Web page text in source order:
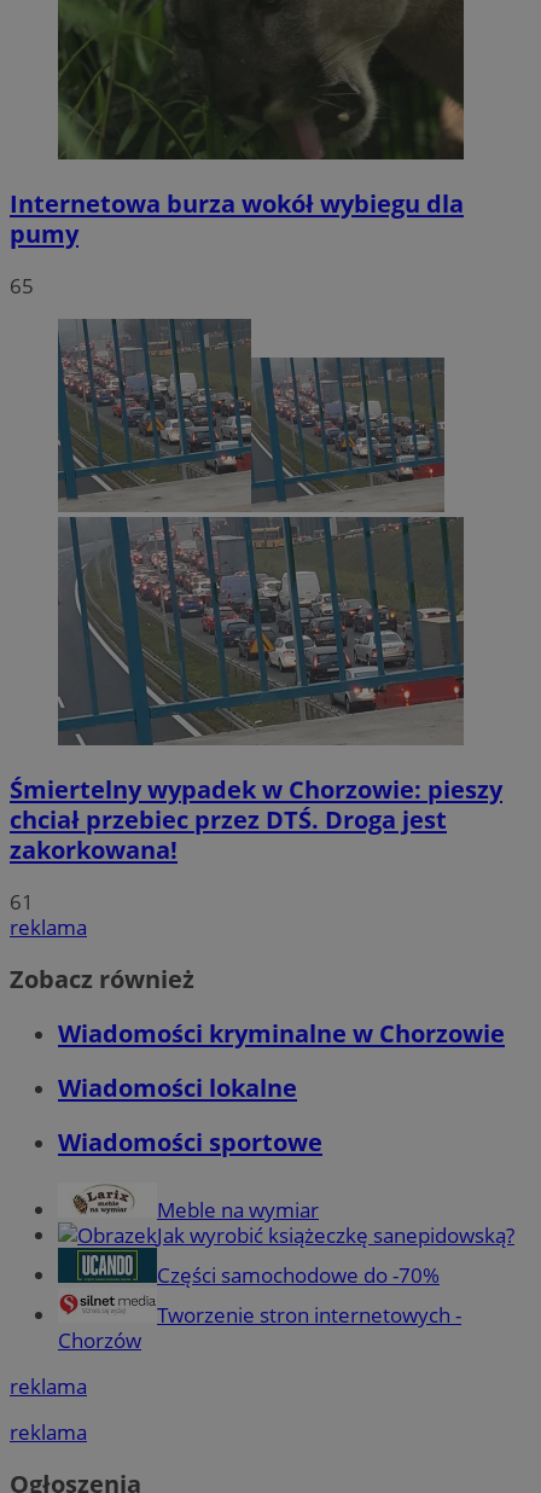
Internetowa burza wokół wybiegu dla
pumy
65
Śmiertelny wypadek w Chorzowie: pieszy
chciał przebiec przez DTŚ. Droga jest
zakorkowana!
61
reklama
Zobacz również
Wiadomości kryminalne w Chorzowie
Wiadomości lokalne
Wiadomości sportowe
Meble na wymiar
Jak wyrobić książeczkę sanepidowską?
Części samochodowe do -70%
Tworzenie stron internetowych -
Chorzów
reklama
reklama
Ogłoszenia